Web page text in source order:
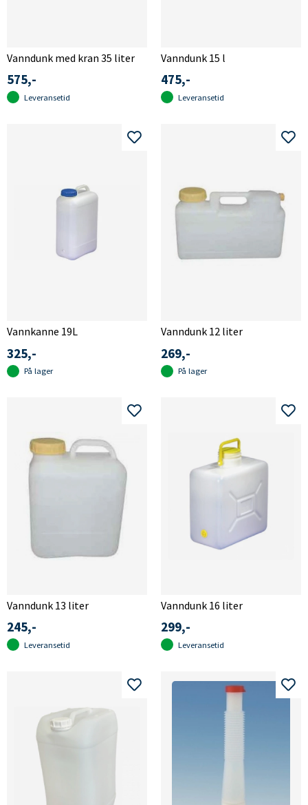
Vanndunk med kran 35 liter
575,-
Leveransetid
Vanndunk 15 l
475,-
Leveransetid
Vannkanne 19L
325,-
På lager
Vanndunk 12 liter
269,-
På lager
Vanndunk 13 liter
245,-
Leveransetid
Vanndunk 16 liter
299,-
Leveransetid